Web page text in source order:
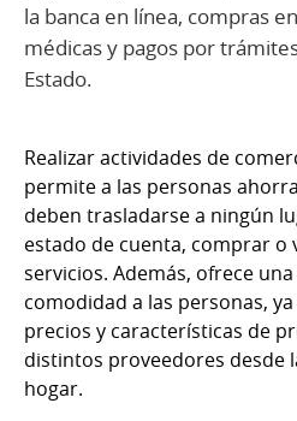
la banca en línea, compras
médicas y pagos por
Estado.
Realizar actividades de
permite a las personas
deben trasladarse a ningún
estado de cuenta, comprar o
servicios. Además, ofrece
comodidad a las personas,
precios y características de
distintos proveedores desde
hogar.